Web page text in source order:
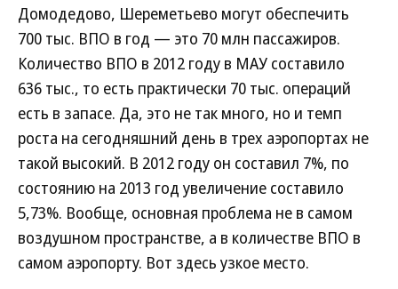
Домодедово, Шереметьево могут обеспечить
700 тыс. ВПО в год — это 70 млн пассажиров.
Количество ВПО в 2012 году в МАУ составило
636 тыс., то есть практически 70 тыс. операций
есть в запасе. Да, это не так много, но и темп
роста на сегодняшний день в трех аэропортах не
такой высокий. В 2012 году он составил 7%, по
состоянию на 2013 год увеличение составило
5,73%. Вообще, основная проблема не в самом
воздушном пространстве, а в количестве ВПО в
самом аэропорту. Вот здесь узкое место.